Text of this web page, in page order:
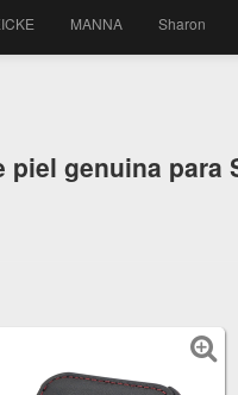
MANNA Sharon
piel genuina para